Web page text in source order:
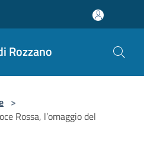
Rozzano
>
Rossa, l’omaggio del